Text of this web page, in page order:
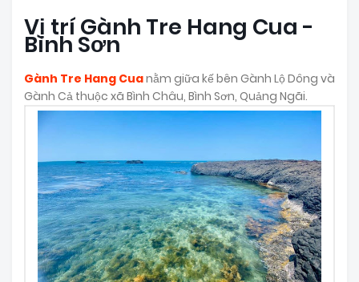
Vị trí Gành Tre Hang Cua -
Bình Sơn
Gành Tre Hang Cuanằm giữa kế bên Gành Lộ Dông và
Gành Cả thuộc xã Bình Châu, Bình Sơn, Quảng Ngãi.